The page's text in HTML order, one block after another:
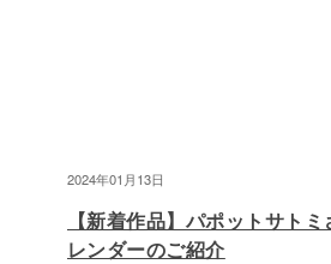
2024年01月13日
【新着作品】パポットサト
レンダーのご紹介